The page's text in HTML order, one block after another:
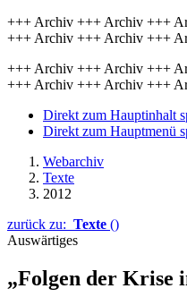
+++ Archiv +++ Archiv +++
+++ Archiv +++ Archiv +++
+++ Archiv +++ Archiv +++
+++ Archiv +++ Archiv +++
Direkt zum Hauptinhalt
Direkt zum Hauptmenü
Webarchiv
Texte
2012
zurück zu: Texte ()
Auswärtiges
„Folgen der Krise